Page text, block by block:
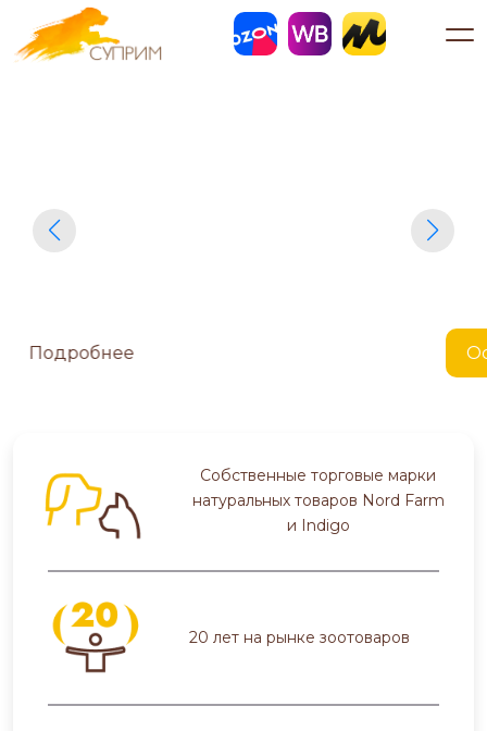
Оставить заявку
Собственные торговые марки
натуральных товаров Nord Farm
и Indigo
20 лет на рынке зоотоваров